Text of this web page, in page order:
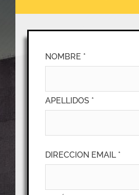
NOMBRE *
APELLIDOS *
DIRECCION EMAIL *